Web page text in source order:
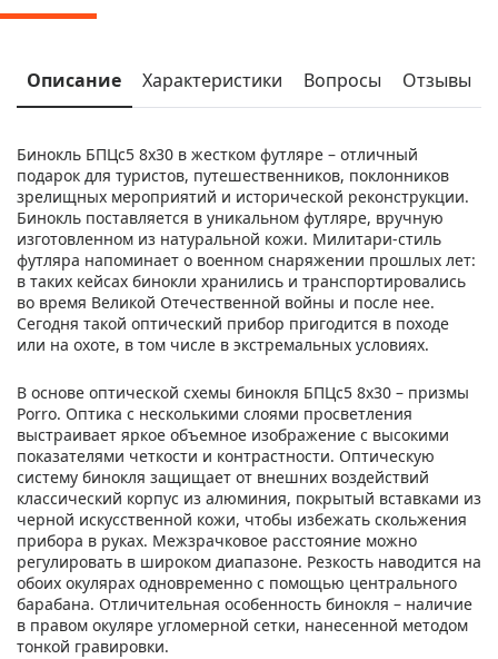
Описание Характеристики Вопросы Отзывы
Бинокль БПЦс5 8x30 в жестком футляре – отличный
подарок для туристов, путешественников, поклонников
зрелищных мероприятий и исторической реконструкции.
Бинокль поставляется в уникальном футляре, вручную
изготовленном из натуральной кожи. Милитари-стиль
футляра напоминает о военном снаряжении прошлых лет:
в таких кейсах бинокли хранились и транспортировались
во время Великой Отечественной войны и после нее.
Сегодня такой оптический прибор пригодится в походе
или на охоте, в том числе в экстремальных условиях.
В основе оптической схемы бинокля БПЦс5 8x30 – призмы
Porro. Оптика с несколькими слоями просветления
выстраивает яркое объемное изображение с высокими
показателями четкости и контрастности. Оптическую
систему бинокля защищает от внешних воздействий
классический корпус из алюминия, покрытый вставками из
черной искусственной кожи, чтобы избежать скольжения
прибора в руках. Межзрачковое расстояние можно
регулировать в широком диапазоне. Резкость наводится на
обоих окулярах одновременно с помощью центрального
барабана. Отличительная особенность бинокля – наличие
в правом окуляре угломерной сетки, нанесенной методом
тонкой гравировки.